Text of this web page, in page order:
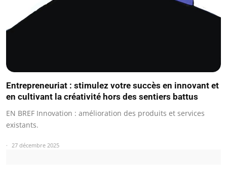
Entrepreneuriat : stimulez votre succès en innovant et
en cultivant la créativité hors des sentiers battus
EN BREF Innovation : amélioration des produits et services
existants.
27 décembre 2025